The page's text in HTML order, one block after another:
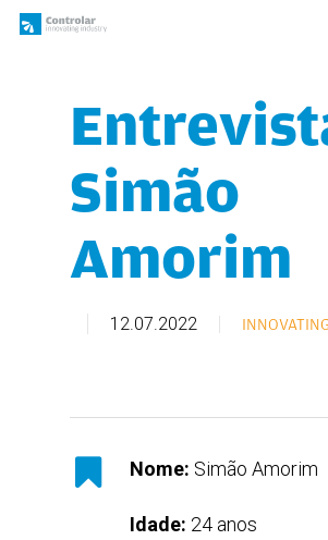
Skip
Simão
Amorim
12.07.2022
Nome: Simão Amorim
Idade: 24 anos